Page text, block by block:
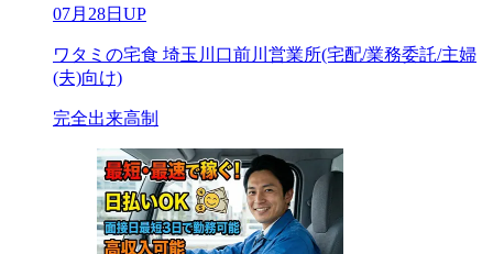
07月28日UP
ワタミの宅食 埼玉川口前川営業所(宅配/業務委託/主婦
(夫)向け)
完全出来高制